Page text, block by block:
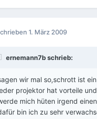
1. März 2009
ernemann7b schrieb:
wir mal so,schrott ist
projektor hat vorteile
mich hüten irgend
bin ich zu sehr